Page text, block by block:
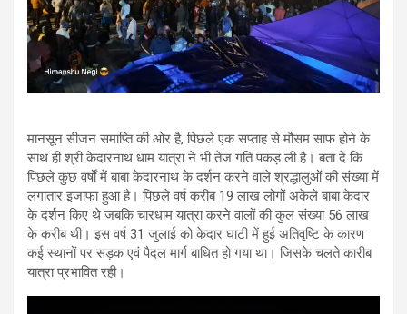
मानसून सीजन समाप्ति की ओर है, पिछले एक सप्ताह से मौसम साफ होने के
साथ ही श्री केदारनाथ धाम यात्रा ने भी तेज गति पकड़ ली है। बता दें कि
पिछले कुछ वर्षों में बाबा केदारनाथ के दर्शन करने वाले श्रद्धालुओं की संख्या में
लगातार इजाफा हुआ है। पिछले वर्ष करीब 19 लाख लोगों अकेले बाबा केदार
के दर्शन किए थे जबकि चारधाम यात्रा करने वालों की कुल संख्या 56 लाख
के करीब थी। इस वर्ष 31 जुलाई को केदार घाटी में हुई अतिवृष्टि के कारण
कई स्थानों पर सड़क एवं पैदल मार्ग बाधित हो गया था। जिसके चलते कारीब
यात्रा प्रभावित रही।